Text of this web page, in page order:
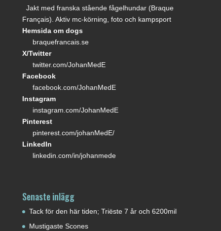
Jakt med franska stående fågelhundar (Braque
Français). Aktiv mc-körning, foto och kampsport
Hemsida om dogs
braquefrancais.se
X/Twitter
twitter.com/JohanMedE
Facebook
facebook.com/JohanMedE
Instagram
instagram.com/JohanMedE
Pinterest
pinterest.com/johanMedE/
LinkedIn
linkedin.com/in/johanmede
Senaste inlägg
Tack för den här tiden; Triëste 7 år och 6200mil
Mustigaste Scones